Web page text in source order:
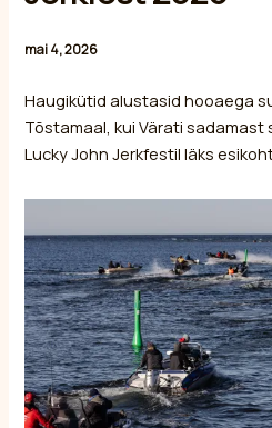
mai 4, 2026
Haugikütid alustasid hooaega
Tõstamaal, kui Värati sadamast
Lucky John Jerkfestil läks